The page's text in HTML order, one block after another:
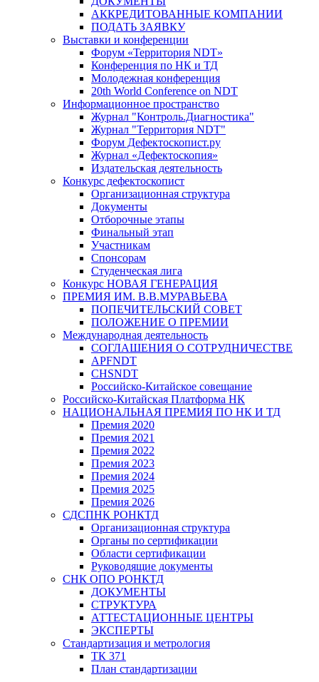
АККРЕДИТОВАННЫЕ КОМПАНИИ
ПОДАТЬ ЗАЯВКУ
Выставки и конференции
Форум «Территория NDT»
Конференция по НК и ТД
Молодежная конференция
20th World Conference on NDT
Информационное пространство
Журнал "Контроль.Диагностика"
Журнал "Территория NDT"
Форум Дефектоскопист.ру
Журнал «Дефектоскопия»
Издательская деятельность
Конкурс дефектоскопист
Организационная структура
Документы
Отборочные этапы
Финальный этап
Участникам
Спонсорам
Студенческая лига
Конкурс НОВАЯ ГЕНЕРАЦИЯ
ПРЕМИЯ ИМ. В.В.МУРАВЬЕВА
ПОПЕЧИТЕЛЬСКИЙ СОВЕТ
ПОЛОЖЕНИЕ О ПРЕМИИ
Международная деятельность
СОГЛАШЕНИЯ О СОТРУДНИЧЕСТВЕ
APFNDT
CHSNDT
Российско-Китайское совещание
Российско-Китайская Платформа НК
НАЦИОНАЛЬНАЯ ПРЕМИЯ ПО НК И ТД
Премия 2020
Премия 2021
Премия 2022
Премия 2023
Премия 2024
Премия 2025
Премия 2026
СДСПНК РОНКТД
Организационная структура
Органы по сертификации
Области сертификации
Руководящие документы
СНК ОПО РОНКТД
ДОКУМЕНТЫ
СТРУКТУРА
АТТЕСТАЦИОННЫЕ ЦЕНТРЫ
ЭКСПЕРТЫ
Стандартизация и метрология
ТК 371
План стандартизации